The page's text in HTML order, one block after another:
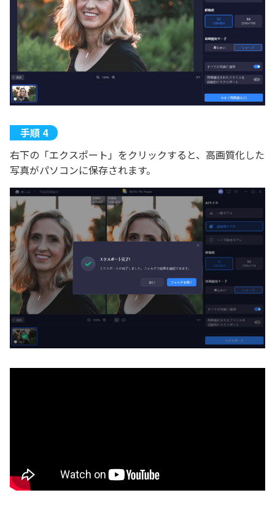
右下の「エクスポート」をクリックすると、高画質化した
写真がパソコンに保存されます。